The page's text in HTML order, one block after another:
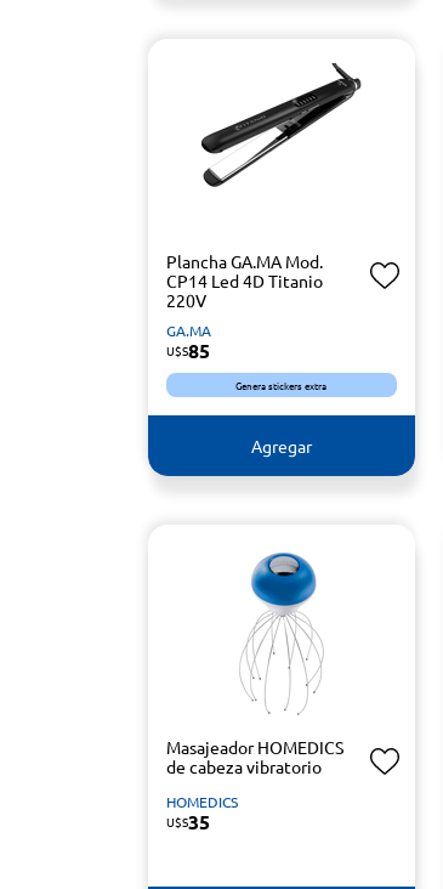
Plancha GA.MA Mod.
CP14 Led 4D Titanio
220V
GA.MA
U$S85
Genera stickers extra
Agregar
Masajeador HOMEDICS
de cabeza vibratorio
HOMEDICS
U$S35